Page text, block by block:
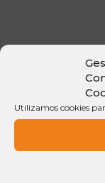
Utilizamos cookies